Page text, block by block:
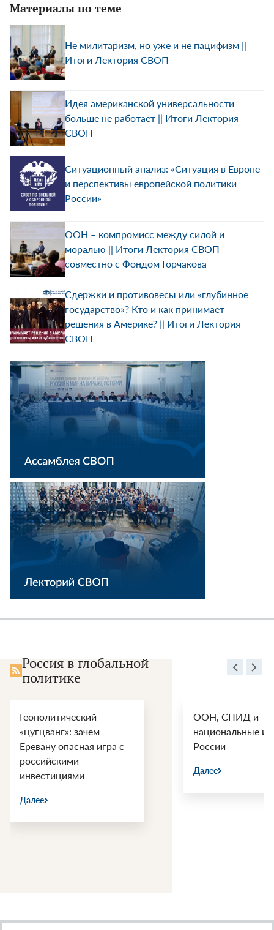
Материалы по теме
Не милитаризм, но уже и не пацифизм ||
Итоги Лектория СВОП
Идея американской универсальности
больше не работает || Итоги Лектория
СВОП
Ситуационный анализ: «Ситуация в Европе
и перспективы европейской политики
России»
ООН – компромисс между силой и
моралью || Итоги Лектория СВОП
совместно с Фондом Горчакова
Сдержки и противовесы или «глубинное
государство»? Кто и как принимает
решения в Америке? || Итоги Лектория
СВОП
Россия в глобальной
политике
Геополитический
«цугцванг»: зачем
Еревану опасная игра с
российскими
инвестициями
Далее
ООН, СПИД и
национальные
России
Далее